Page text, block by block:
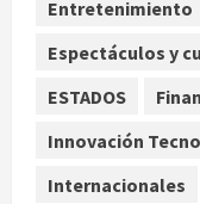
4
Entretenimiento
Espectáculos y
ESTADOS
Innovación
Internacionales